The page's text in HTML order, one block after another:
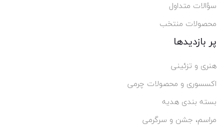
سؤالات متداول
محصولات منتخب
پر بازدیدها
هنری و تزئینی
اکسسوری و محصولات چرمی
بسته بندی هدیه
مراسم، جشن و سرگرمی